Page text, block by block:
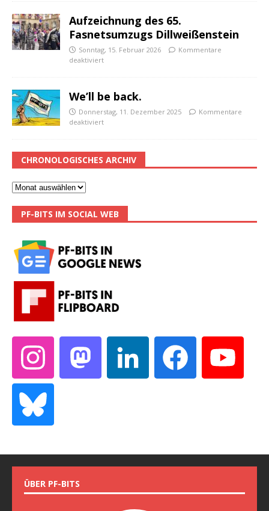
Aufzeichnung des 65.
Fasnetsumzugs Dillweißenstein
Sonntag, 15. Februar 2026
Kommentare
deaktiviert
We’ll be back.
Donnerstag, 11. Dezember 2025
Kommentare
deaktiviert
CHRONOLOGISCHES ARCHIV
PF-BITS IM SOCIAL WEB
ÜBER PF-BITS